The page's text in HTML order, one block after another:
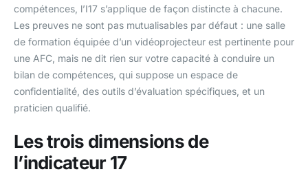
compétences, l’I17 s’applique de façon distincte à chacune.
Les preuves ne sont pas mutualisables par défaut : une salle
de formation équipée d’un vidéoprojecteur est pertinente pour
une AFC, mais ne dit rien sur votre capacité à conduire un
bilan de compétences, qui suppose un espace de
confidentialité, des outils d’évaluation spécifiques, et un
praticien qualifié.
Les trois dimensions de
l’indicateur 17